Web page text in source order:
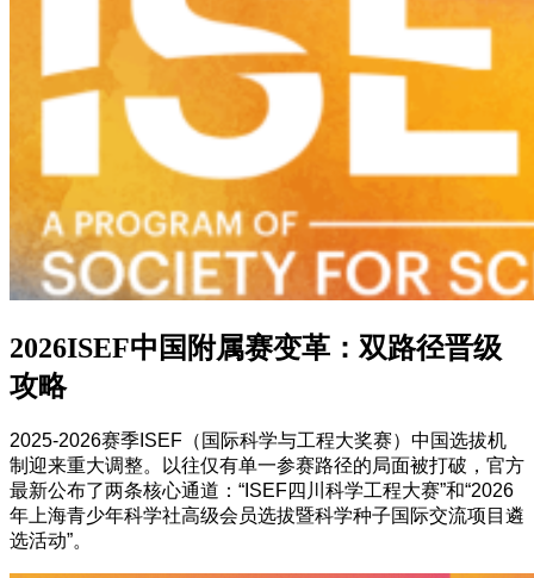
2026ISEF中国附属赛变革：双路径晋级
攻略
2025-2026赛季ISEF（国际科学与工程大奖赛）中国选拔机
制迎来重大调整。以往仅有单一参赛路径的局面被打破，官方
最新公布了两条核心通道：“ISEF四川科学工程大赛”和“2026
年上海青少年科学社高级会员选拔暨科学种子国际交流项目遴
选活动”。